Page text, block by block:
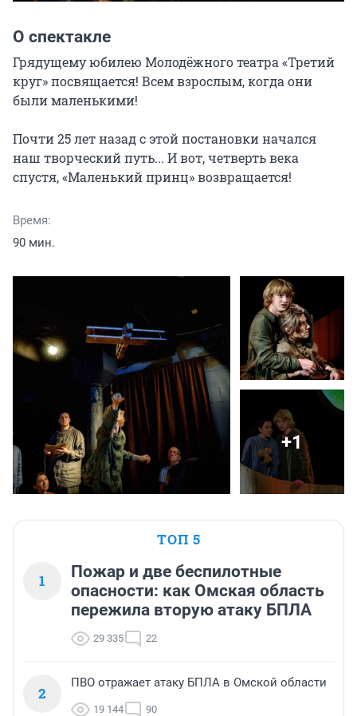
О спектакле
Грядущему юбилею Молодёжного театра «Третий
круг» посвящается! Всем взрослым, когда они
были маленькими!
Почти 25 лет назад с этой постановки начался
наш творческий путь... И вот, четверть века
спустя, «Маленький принц» возвращается!
Время:
90 мин.
+1
ТОП 5
1
Пожар и две беспилотные
опасности: как Омская область
пережила вторую атаку БПЛА
29 335 22
2
ПВО отражает атаку БПЛА в Омской области
19 144 90